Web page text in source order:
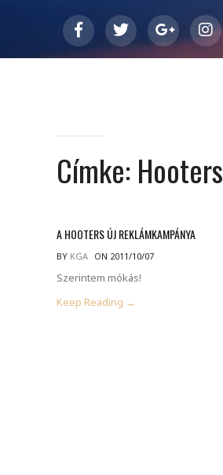
Címke: Hooters
A HOOTERS ÚJ REKLÁMKAMPÁNYA
BY KGA ON 2011/10/07
Szerintem mókás!
Keep Reading →